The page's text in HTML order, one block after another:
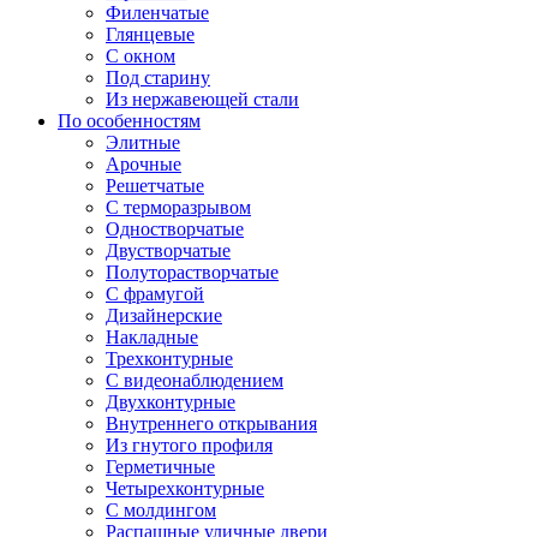
Филенчатые
Глянцевые
С окном
Под старину
Из нержавеющей стали
По особенностям
Элитные
Арочные
Решетчатые
С терморазрывом
Одностворчатые
Двустворчатые
Полуторастворчатые
С фрамугой
Дизайнерские
Накладные
Трехконтурные
С видеонаблюдением
Двухконтурные
Внутреннего открывания
Из гнутого профиля
Герметичные
Четырехконтурные
С молдингом
Распашные уличные двери